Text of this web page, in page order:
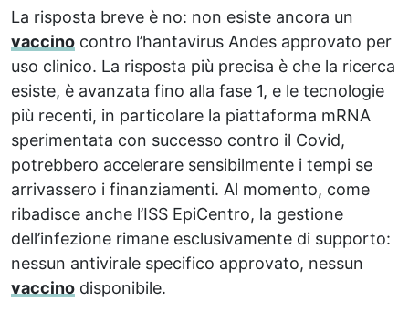
La risposta breve è no: non esiste ancora un
vaccino contro l’hantavirus Andes approvato per
uso clinico. La risposta più precisa è che la ricerca
esiste, è avanzata fino alla fase 1, e le tecnologie
più recenti, in particolare la piattaforma mRNA
sperimentata con successo contro il Covid,
potrebbero accelerare sensibilmente i tempi se
arrivassero i finanziamenti. Al momento, come
ribadisce anche l’ISS EpiCentro, la gestione
dell’infezione rimane esclusivamente di supporto:
nessun antivirale specifico approvato, nessun
vaccino disponibile.